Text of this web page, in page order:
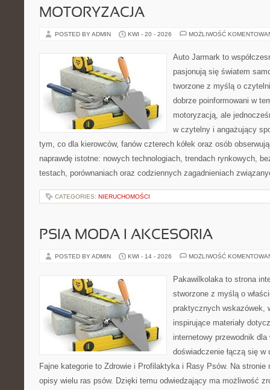
MOTORYZACJA
POSTED BY ADMIN KWI - 20 - 2026 MOŻLIWOŚĆ
Auto Jarmark to
pasjonują się światem
tworzone z myślą o
dobrze poinformowani w
motoryzacją, ale
w czytelny i angażujący
tym, co dla kierowców, fanów czterech kółek oraz osób
naprawdę istotne: nowych technologiach, trendach rynkowych,
testach, porównaniach oraz codziennych zagadnieniach
CATEGORIES: NIERUCHOMOŚCI
PSIA MODA I AKCESORIA
POSTED BY ADMIN KWI - 14 - 2026 MOŻLIWOŚĆ
Pakawilkolaka to strona
stworzone z myślą o
praktycznych wskazówek,
inspirujące materiały
internetowy przewodnik
doświadczenie łączą się w
Fajne kategorie to Zdrowie i Profilaktyka i Rasy Psów. Na stronie
opisy wielu ras psów. Dzięki temu odwiedzający ma możliwość